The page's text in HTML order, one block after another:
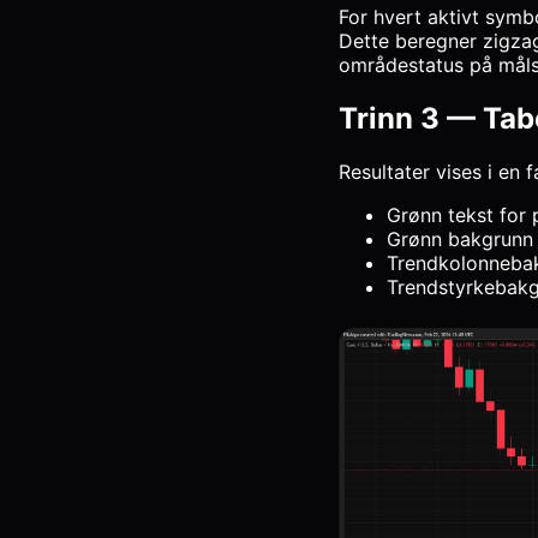
For hvert aktivt
Dette beregner
områdestatus på
Trinn 3 —
Resultater vises i en
Grønn tekst for
Grønn